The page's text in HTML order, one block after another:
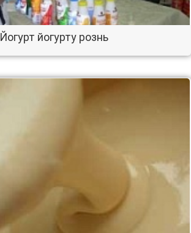
Йогурт йогурту рознь